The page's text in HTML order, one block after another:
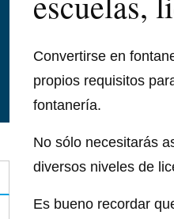
Convertirse en
propios requisitos
fontanería.
No sólo necesitarás
diversos niveles de
Es bueno recordar